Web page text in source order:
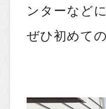
ンターなど
ぜひ初めて